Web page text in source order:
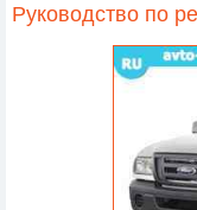
Руководство по